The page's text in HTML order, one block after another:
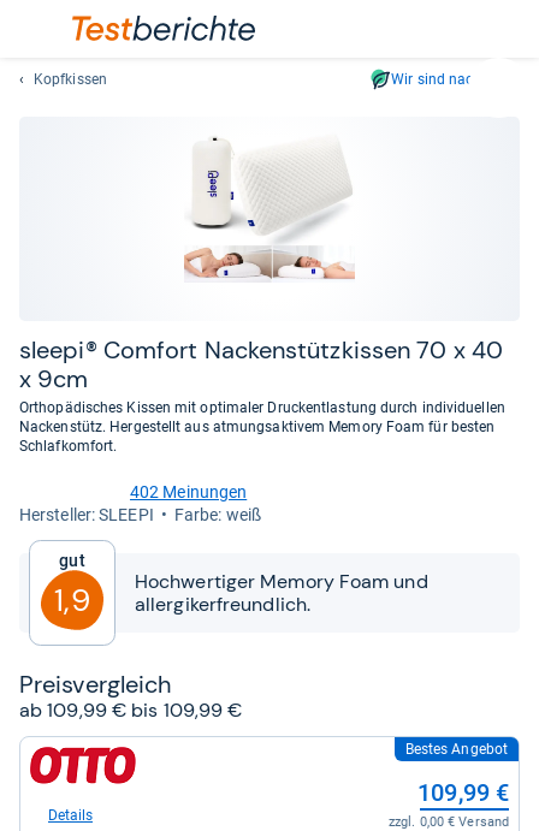
sich
Kopfkissen Wir sind nachhaltig
sleepi® Com­fort Nacken­stütz­kis­sen 70 x 40
x 9cm
Orthopädisches Kissen mit optimaler Druckentlastung durch individuellen
Nackenstütz. Hergestellt aus atmungsaktivem Memory Foam für besten
Schlafkomfort.
von
Sternen
402 Meinungen
Her­stel­ler: SLEEPI
Farbe: weiß
Gut
1,9
Hochwertiger Memory Foam und
allergikerfreundlich.
Preis­ver­gleich
ab 109,99 € bis 109,99 €
zum
Shop:
Otto.de
Bestes Angebot
109,99 €
zzgl. 0,00 € Versand
Details